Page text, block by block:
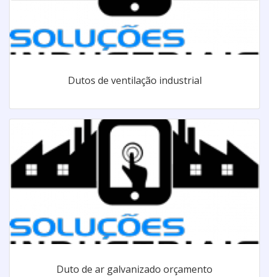
Dutos de ventilação industrial
Duto de ar galvanizado orçamento